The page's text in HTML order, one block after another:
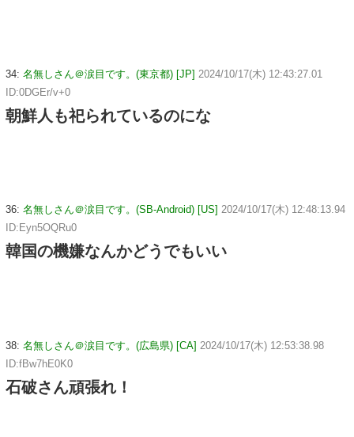
34: 名無しさん＠涙目です。(東京都) [JP] 2024/10/17(木) 12:43:27.01
ID:0DGEr/v+0
朝鮮人も祀られているのにな
36: 名無しさん＠涙目です。(SB-Android) [US] 2024/10/17(木) 12:48:13.94
ID:Eyn5OQRu0
韓国の機嫌なんかどうでもいい
38: 名無しさん＠涙目です。(広島県) [CA] 2024/10/17(木) 12:53:38.98
ID:fBw7hE0K0
石破さん頑張れ！